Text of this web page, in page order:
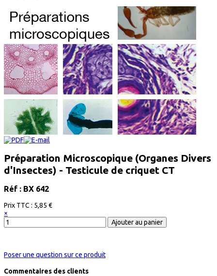
Préparation Microscopique (Organes Divers
d'Insectes) - Testicule de criquet CT
Réf : BX 642
Prix ​​TTC : 5,85 €
×
Poser une question sur ce produit
Commentaires des clients